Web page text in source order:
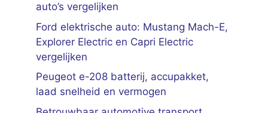
auto’s vergelijken
Ford elektrische auto: Mustang Mach-E,
Explorer Electric en Capri Electric
vergelijken
Peugeot e-208 batterij, accupakket,
laad snelheid en vermogen